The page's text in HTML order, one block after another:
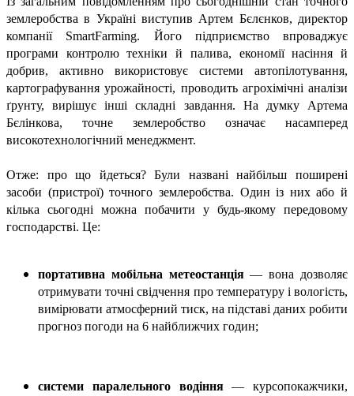
землеробства в Україні виступив Артем Бєлєнков, директор
компанії SmartFarming. Його підприємство впроваджує
програми контролю техніки й палива, економії насіння й
добрив, активно використовує системи автопілотування,
картографування урожайності, проводить агрохімічні аналізи
ґрунту, вирішує інші складні завдання. На думку Артема
Бєлінкова, точне землеробство означає насамперед
високотехнологічний менеджмент.
Отже: про що йдеться? Були названі найбільш поширені
засоби (пристрої) точного землеробства. Один із них або й
кілька сьогодні можна побачити у будь-якому передовому
господарстві. Це:
портативна мобільна метео­станція— вона дозволяє
отримувати точні свідчення про температуру і вологість,
вимірювати атмосферний тиск, на підставі даних робити
прогноз погоди на 6 найближчих годин;
системи паралельного водіння— курсопокажчики,